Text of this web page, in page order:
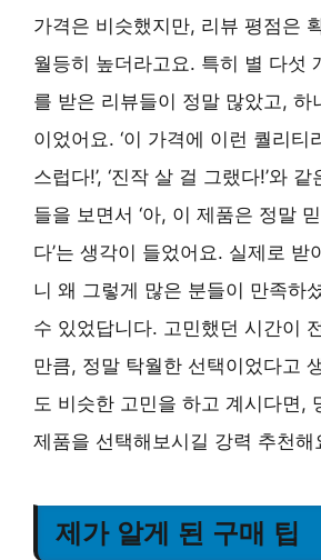
가격은 비슷했지만, 리뷰 평점은
월등히 높더라고요. 특히 별 다섯
를 받은 리뷰들이 정말 많았고, 하
이었어요. ‘이 가격에 이런 퀄리티
스럽다!’, ‘진작 살 걸 그랬다!’와
들을 보면서 ‘아, 이 제품은 정말
다’는 생각이 들었어요. 실제로 받
니 왜 그렇게 많은 분들이 만족하
수 있었답니다. 고민했던 시간이
만큼, 정말 탁월한 선택이었다고
도 비슷한 고민을 하고 계시다면,
제품을 선택해보시길 강력 추천해
제가 알게 된 구매 팁